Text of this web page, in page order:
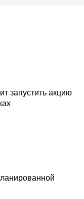
запустить акцию